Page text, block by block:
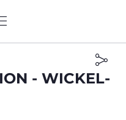
- WICKEL-